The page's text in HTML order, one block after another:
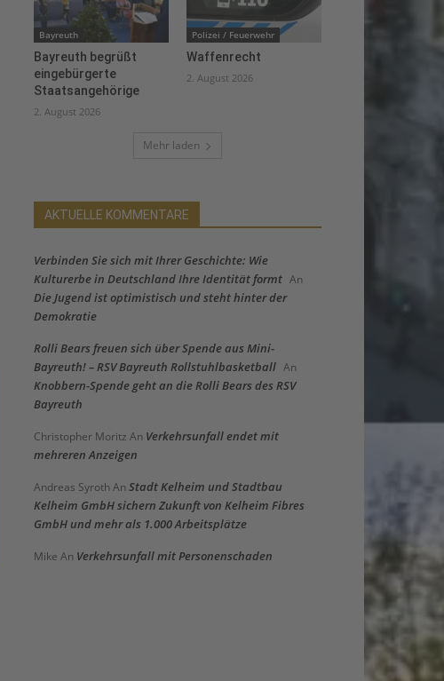
Bayreuth
Bayreuth begrüßt
eingebürgerte
Staatsangehörige
2. August 2026
Polizei / Feuerwehr
Waffenrecht
2. August 2026
Mehr laden
AKTUELLE KOMMENTARE
Verbinden Sie sich mit Ihrer Geschichte: Wie
Kulturerbe in Deutschland Ihre Identität formt An
Die Jugend ist optimistisch und steht hinter der
Demokratie
Rolli Bears freuen sich über Spende aus Mini-
Bayreuth! – RSV Bayreuth Rollstuhlbasketball An
Knobbern-Spende geht an die Rolli Bears des RSV
Bayreuth
Christopher Moritz An Verkehrsunfall endet mit
mehreren Anzeigen
Andreas Syroth An Stadt Kelheim und Stadtbau
Kelheim GmbH sichern Zukunft von Kelheim Fibres
GmbH und mehr als 1.000 Arbeitsplätze
Mike An Verkehrsunfall mit Personenschaden